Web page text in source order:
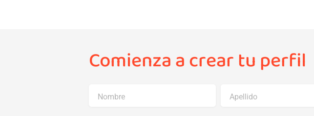
Comienza a crear tu perfil
Nombre Apellido